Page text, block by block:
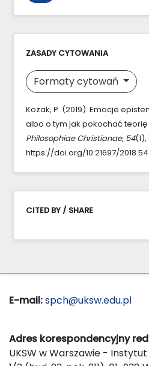
ZASADY CYTOWANIA
Formaty cytowań
Kozak, P. (2019). Emocje
albo o tym jak pokochać teorię
Philosophiae Christianae, 54(1),
https://doi.org/10.21697/
CITED BY / SHARE
E-mail:spch@uksw.edu.pl
Adres korespondencyjny
UKSW w Warszawie -